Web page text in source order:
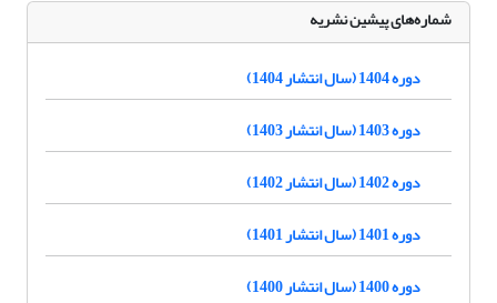
شماره‌های پیشین نشریه
دوره 1404 (سال انتشار 1404)
دوره 1403 (سال انتشار 1403)
دوره 1402 (سال انتشار 1402)
دوره 1401 (سال انتشار 1401)
دوره 1400 (سال انتشار 1400)